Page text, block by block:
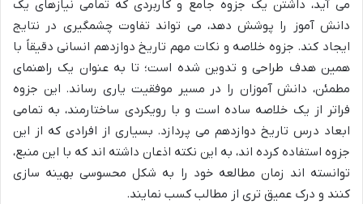
می آید، داشتن یک جزوه جامع و کاربردی که تمامی نیازهای یک
دانش آموز را پوشش دهد، می تواند تفاوت چشمگیری در نتایج
ایجاد کند. جزوه خلاصه و نکات مهم تاریخ دوازدهم انسانی دقیقاً با
همین هدف طراحی و تدوین شده است؛ تا به عنوان یک راهنمای
مطمئن، دانش آموزان را در مسیر موفقیت یاری رساند. این جزوه
فراتر از یک خلاصه ساده است و با رویکردی ساختارمند، به تمامی
ابعاد درس تاریخ دوازدهم می پردازد. بسیاری از افرادی که از این
جزوه استفاده کرده اند، به این نکته اذعان داشته اند که با این منبع،
توانسته اند زمان مطالعه خود را به شکل محسوسی بهینه سازی
کنند و درک عمیق تری از مطالب کسب نمایند.